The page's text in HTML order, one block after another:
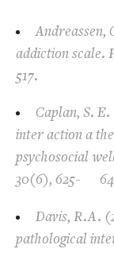
Andreassen,
addiction scale.
517.
Caplan, S.
inter action a
psychosocial
30(6), 625-
Davis, R.A.
pathological